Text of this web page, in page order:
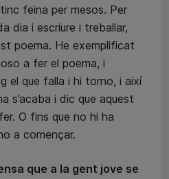
feina per mesos. Per
dia i escriure i treballar,
poema. He exemplificat
a fer el poema, i
el que falla i hi torno, i així
s’acaba i dic que aquest
O fins que no hi ha
a començar.
que a la gent jove se